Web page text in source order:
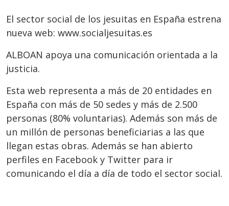
El sector social de los jesuitas en España estrena
nueva web: www.socialjesuitas.es
ALBOAN apoya una comunicación orientada a la
justicia.
Esta web representa a más de 20 entidades en
España con más de 50 sedes y más de 2.500
personas (80% voluntarias). Además son más de
un millón de personas beneficiarias a las que
llegan estas obras. Además se han abierto
perfiles en Facebook y Twitter para ir
comunicando el día a día de todo el sector social.